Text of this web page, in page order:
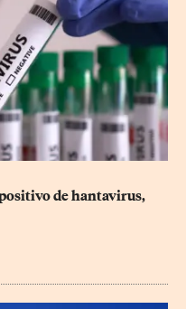
de hantavirus,